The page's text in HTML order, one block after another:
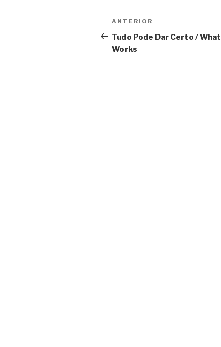
Navegação
de
Post
Anterior
ANTERIOR
Tudo Pode Dar Certo /
Works